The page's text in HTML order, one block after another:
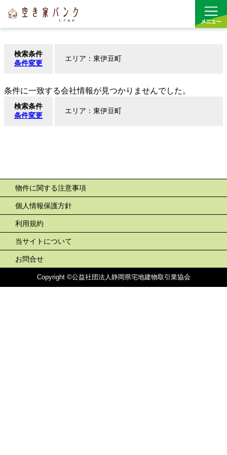
買う
空き家バンク
検索条件
条件変更
エリア：東伊豆町
条件に一致する会社情報が見つかりませんでした。
検索条件
条件変更
エリア：東伊豆町
物件に関する注意事項
個人情報保護方針
利用規約
当サイトについて
お問合せ
Copyright ©公益社団法人静岡県宅地建物取引業協会